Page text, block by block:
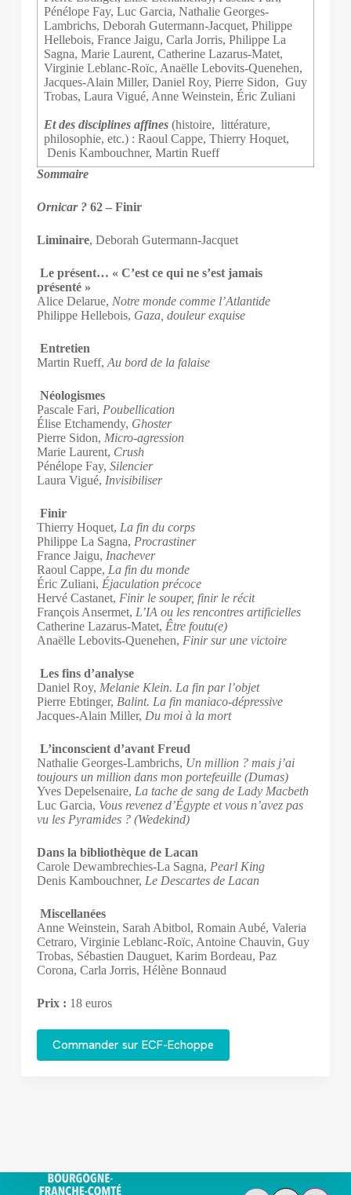
Pénélope Fay, Luc Garcia, Nathalie Georges-
Lambrichs, Deborah Gutermann-Jacquet, Philippe
Hellebois, France Jaigu, Carla Jorris, Philippe La
Sagna, Marie Laurent, Catherine Lazarus-Matet,
Virginie Leblanc-Roïc, Anaëlle Lebovits-Quenehen,
Jacques-Alain Miller, Daniel Roy, Pierre Sidon, Guy
Trobas, Laura Vigué, Anne Weinstein, Éric Zuliani
Et des disciplines affines(histoire, littérature,
philosophie, etc.) : Raoul Cappe, Thierry Hoquet,
Denis Kambouchner, Martin Rueff
Sommaire
Ornicar ?62 – Finir
Liminaire, Deborah Gutermann-Jacquet
Le présent… « C’est ce qui ne s’est jamais
présenté »
Alice Delarue, Notre monde comme l’Atlantide
Philippe Hellebois, Gaza, douleur exquise
Entretien
Martin Rueff, Au bord de la falaise
Néologismes
Pascale Fari, Poubellication
Élise Etchamendy, Ghoster
Pierre Sidon, Micro-agression
Marie Laurent, Crush
Pénélope Fay, Silencier
Laura Vigué, Invisibiliser
Finir
Thierry Hoquet, La fin du corps
Philippe La Sagna, Procrastiner
France Jaigu, Inachever
Raoul Cappe, La fin du monde
Éric Zuliani, Éjaculation précoce
Hervé Castanet, Finir le souper, finir le récit
François Ansermet, L’IA ou les rencontres artificielles
Catherine Lazarus-Matet, Être foutu(e)
Anaëlle Lebovits-Quenehen, Finir sur une victoire
Les fins d’analyse
Daniel Roy, Melanie Klein. La fin par l’objet
Pierre Ebtinger, Balint. La fin maniaco-dépressive
Jacques-Alain Miller, Du moi à la mort
L’inconscient d’avant Freud
Nathalie Georges-Lambrichs, Un million ? mais j’ai
toujours un million dans mon portefeuille (Dumas)
Yves Depelsenaire, La tache de sang de Lady Macbeth
Luc Garcia, Vous revenez d’Égypte et vous n’avez pas
vu les Pyramides ? (Wedekind)
Dans la bibliothèque de Lacan
Carole Dewambrechies-La Sagna, Pearl King
Denis Kambouchner, Le Descartes de Lacan
Miscellanées
Anne Weinstein, Sarah Abitbol, Romain Aubé, Valeria
Cetraro, Virginie Leblanc-Roïc, Antoine Chauvin, Guy
Trobas, Sébastien Dauguet, Karim Bordeau, Paz
Corona, Carla Jorris, Hélène Bonnaud
Prix : 18 euros
Commander sur ECF-Echoppe